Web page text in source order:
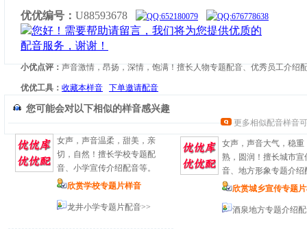
优优编号： U88593678
小优点评：声音激情，昂扬，深情，饱满！擅长人物专题配音、优秀员工介绍
优优工具： 收藏本样音 下单邀请配音
您可能会对以下相似的样音感兴趣
更多相似配音样音可
女声，声音温柔，甜美，亲
切，自然！擅长学校专题配
音、小学宣传介绍配音等。
欣赏学校专题片样音
龙井小学专题片配音>>
女声，声音大气，稳重
熟，圆润！擅长城市宣
音、地方形象专题介绍
欣赏城乡宣传专题
酒泉地方专题介绍